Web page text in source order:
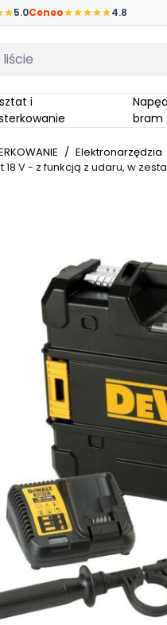
5.0Ceneo 4.8
czego szukasz
Napędy do
bram
/ Elektronarzędzia
V - z funkcją z udaru, w